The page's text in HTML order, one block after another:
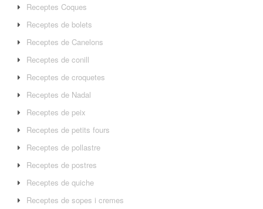
Receptes Coques
Receptes de bolets
Receptes de Canelons
Receptes de conill
Receptes de croquetes
Receptes de Nadal
Receptes de peix
Receptes de petits fours
Receptes de pollastre
Receptes de postres
Receptes de quiche
Receptes de sopes i cremes